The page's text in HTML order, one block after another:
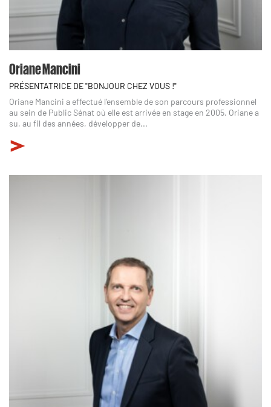
Oriane Mancini
PRÉSENTATRICE DE "BONJOUR CHEZ VOUS !"
Oriane Mancini a effectué l’ensemble de son parcours professionnel
au sein de Public Sénat où elle est arrivée en stage en 2005. Oriane a
su, au fil des années, développer de...